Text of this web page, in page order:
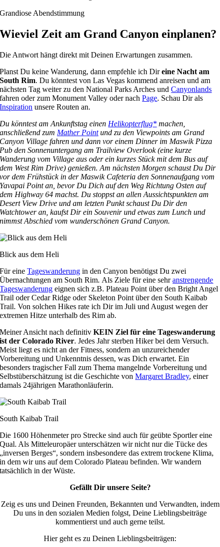
Grandiose Abendstimmung
Wieviel Zeit am Grand Canyon einplanen?
Die Antwort hängt direkt mit Deinen Erwartungen zusammen.
Planst Du keine Wanderung, dann empfehle ich Direine Nacht am
South Rim. Du könntest von Las Vegas kommend anreisen und am
nächsten Tag weiter zu den National Parks Arches undCanyonlands
fahren oder zum Monument Valley oder nachPage. Schau Dir als
Inspiration unsere Routen an.
Du könntest am Ankunftstag einen Helikopterflug* machen,
anschließend zum Mather Pointund zu den Viewpoints am Grand
Canyon Village fahren und dann vor einem Dinner im Maswik Pizza
Pub den Sonnenuntergang am Trailview Overlook (eine kurze
Wanderung vom Village aus oder ein kurzes Stück mit dem Bus auf
dem West Rim Drive) genießen. Am nächsten Morgen schaust Du Dir
vor dem Frühstück in der Maswik Cafeteria den Sonnenaufgang vom
Yavapai Point an, bevor Du Dich auf den Weg Richtung Osten auf
dem Highway 64 machst. Du stoppst an allen Aussichtspunkten am
Desert View Drive und am letzten Punkt schaust Du Dir den
Watchtower an, kaufst Dir ein Souvenir und etwas zum Lunch und
nimmst Abschied vom wunderschönen Grand Canyon.
Blick aus dem Heli
Für eineTageswanderung in den Canyon benötigst Du zwei
Übernachtungen am South Rim. Als Ziele für eine sehranstrengende
Tageswanderung eignen sich z.B. Plateau Point über den Bright Angel
Trail oder Cedar Ridge oder Skeleton Point über den South Kaibab
Trail. Von solchen Hikes rate ich Dir im Juli und August wegen der
extremen Hitze unterhalb des Rim ab.
Meiner Ansicht nach definitivKEIN Ziel für eine Tageswanderung
ist der Colorado River. Jedes Jahr sterben Hiker bei dem Versuch.
Meist liegt es nicht an der Fitness, sondern an unzureichender
Vorbereitung und Unkenntnis dessen, was Dich erwartet. Ein
besonders tragischer Fall zum Thema mangelnde Vorbereitung und
Selbstüberschätzung ist die Geschichte vonMargaret Bradley, einer
damals 24jährigen Marathonläuferin.
South Kaibab Trail
Die 1600 Höhenmeter pro Strecke sind auch für geübte Sportler eine
Qual. Als Mitteleuropäer unterschätzen wir nicht nur die Tücke des
„inversen Berges“, sondern insbesondere das extrem trockene Klima,
in dem wir uns auf dem Colorado Plateau befinden. Wir wandern
tatsächlich in der Wüste.
Gefällt Dir unsere Seite?
Zeig es uns und Deinen Freunden, Bekannten und Verwandten, indem
Du uns in den sozialen Medien folgst, Deine Lieblingsbeiträge
kommentierst und auch gerne teilst.
Hier geht es zu Deinen Lieblingsbeiträgen: